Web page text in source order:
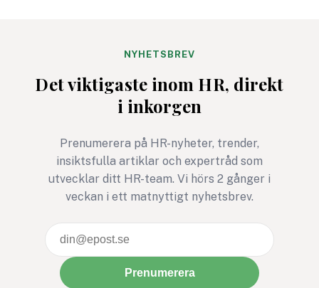
NYHETSBREV
Det viktigaste inom HR, direkt
i inkorgen
Prenumerera på HR-nyheter, trender,
insiktsfulla artiklar och expertråd som
utvecklar ditt HR-team. Vi hörs 2 gånger i
veckan i ett matnyttigt nyhetsbrev.
Prenumerera